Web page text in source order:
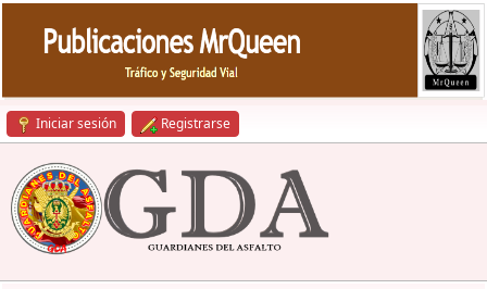
Iniciar sesión Registrarse